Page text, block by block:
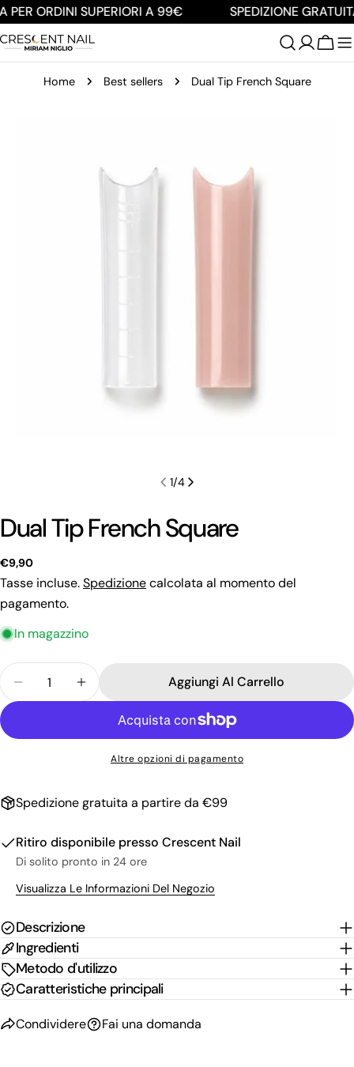
Salta
contenuto
PER ORDINI SUPERIORI A 99€ SPEDIZIONE
Home Best sellers Dual Tip French Square
1/4
Dual Tip French Square
Prezzo
regolare
€9,90
Tasse incluse.Spedizionecalcolata al momento del
pagamento.
In magazzino
Diminuisci La Quantità Per Dual Tip French
Aumenta La Quantità Per Dual Tip
Aggiungi Al Carrello
Altre opzioni di pagamento
Spedizione gratuita a partire da €99
Ritiro disponibile presso Crescent Nail
Di solito pronto in 24 ore
Visualizza Le Informazioni Del Negozio
Descrizione
Ingredienti
Metodo d'utilizzo
Caratteristiche principali
Condividere
Condividi questo prodotto
Condividi
Facebook
Condividi
X
Pin
Fai una domanda
Il
La
email
tuo
I campi contrassegnati * sono obbligatori.